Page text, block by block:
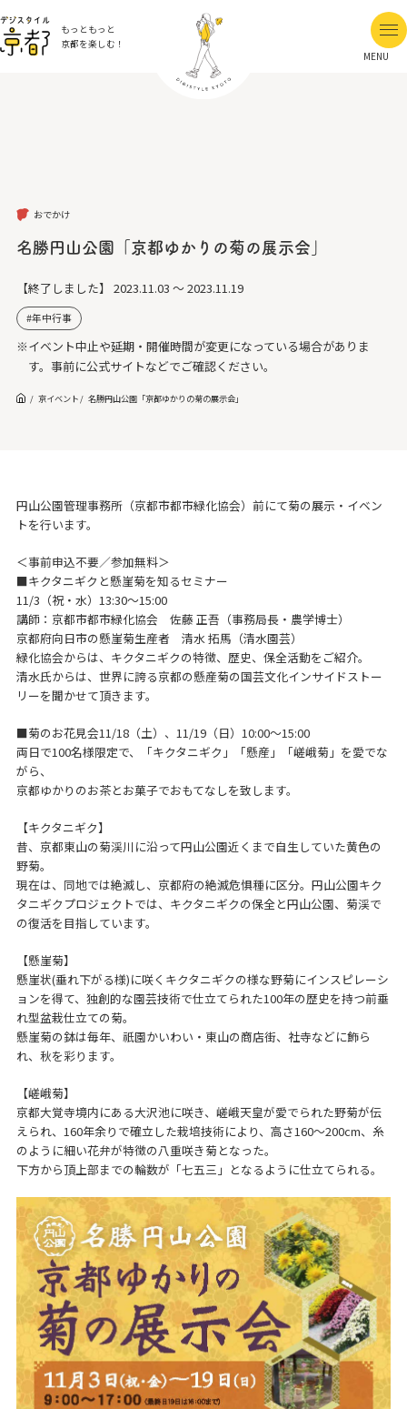
もっともっと
京都を楽しむ！
MENU
おでかけ
名勝円山公園「京都ゆかりの菊の展示会」
【終了しました】 2023.11.03 ～ 2023.11.19
年中行事
※イベント中止や延期・開催時間が変更になっている場合がありま
す。事前に公式サイトなどでご確認ください。
京イベント 名勝円山公園「京都ゆかりの菊の展示会」
円山公園管理事務所（京都市都市緑化協会）前にて菊の展示・イベン
トを行います。
＜事前申込不要／参加無料＞
■キクタニギクと懸崖菊を知るセミナー
11/3（祝・水）13:30～15:00
講師：京都市都市緑化協会 佐藤 正吾（事務局長・農学博士）
京都府向日市の懸崖菊生産者 清水 拓馬（清水園芸）
緑化協会からは、キクタニギクの特徴、歴史、保全活動をご紹介。
清水氏からは、世界に誇る京都の懸産菊の国芸文化インサイドストー
リーを聞かせて頂きます。
■菊のお花見会11/18（土）、11/19（日）10:00～15:00
両日で100名様限定で、「キクタニギク」「懸産」「嵯峨菊」を愛でな
がら、
京都ゆかりのお茶とお菓子でおもてなしを致します。
【キクタニギク】
昔、京都東山の菊渓川に沿って円山公園近くまで自生していた黄色の
野菊。
現在は、同地では絶滅し、京都府の絶滅危惧種に区分。円山公園キク
タニギクプロジェクトでは、キクタニギクの保全と円山公園、菊渓で
の復活を目指しています。
【懸崖菊】
懸崖状(垂れ下がる様)に咲くキクタニギクの様な野菊にインスピレーシ
ョンを得て、独創的な園芸技術で仕立てられた100年の歴史を持つ前垂
れ型盆栽仕立ての菊。
懸崖菊の鉢は毎年、祇園かいわい・東山の商店街、社寺などに飾ら
れ、秋を彩ります。
【嵯峨菊】
京都大覚寺境内にある大沢池に咲き、嵯峨天皇が愛でられた野菊が伝
えられ、160年余りで確立した栽培技術により、高さ160～200cm、糸
のように細い花弁が特徴の八重咲き菊となった。
下方から頂上部までの輪数が「七五三」となるように仕立てられる。